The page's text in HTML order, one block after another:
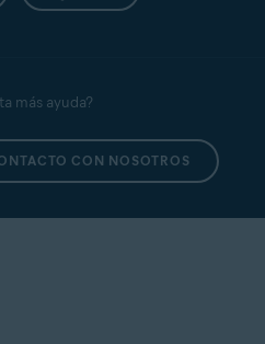
más ayuda?
CON NOSOTROS